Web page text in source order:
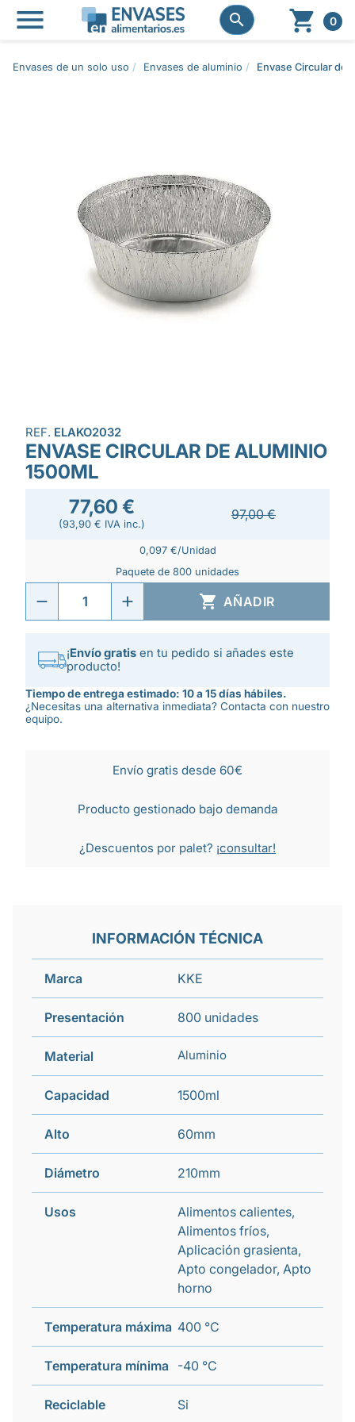
 
  0
Envases de un solo uso Envases de aluminio Envase Circular de
REF. ELAKO2032
ENVASE CIRCULAR DE ALUMINIO
1500ML
77,60 €
(93,90 € IVA inc.)
97,00 €
0,097 €/Unidad
Paquete de 800 unidades
 AÑADIR
¡Envío gratis en tu pedido si añades este
producto!
Tiempo de entrega estimado: 10 a 15 días hábiles.
¿Necesitas una alternativa inmediata? Contacta con nuestro
equipo.
Envío gratis desde 60€
Producto gestionado bajo demanda
¿Descuentos por palet? ¡consultar!
INFORMACIÓN TÉCNICA
Marca KKE
Presentación 800 unidades
Material Aluminio
Capacidad 1500ml
Alto 60mm
Diámetro 210mm
Usos
Alimentos calientes,
Alimentos fríos,
Aplicación grasienta,
Apto congelador, Apto
horno
Temperatura máxima 400 °C
Temperatura mínima -40 °C
Reciclable Si